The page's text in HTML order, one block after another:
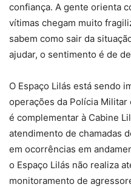
confiança. A gente orienta
vítimas chegam muito
sabem como sair da
ajudar, o sentimento é de
O Espaço Lilás está sendo
operações da Polícia
é complementar à Cabine
atendimento de chamadas
em ocorrências em
o Espaço Lilás não realiza
monitoramento de